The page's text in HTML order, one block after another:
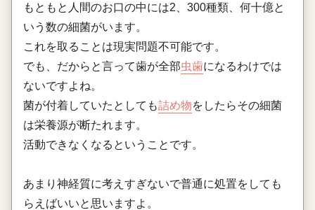
もともと人間のお口の中には2、300種類、何十億と
いう数の細菌がいます。
これを取ることは現実問題不可能です。
でも、だからと言って歯が全部虫歯になるわけでは
ないですよね。
菌が付着していたとしても詰め物をしたらその細菌
は栄養源が断たれます。
活動できなくなるということです。
あまり神経質に考えすぎないで普通に処置をしても
らえばいいと思いますよ。